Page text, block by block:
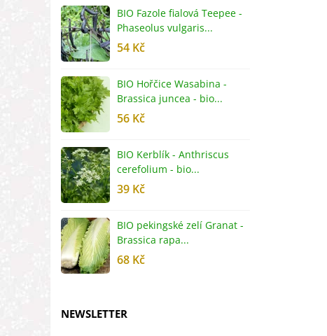
BIO Fazole fialová Teepee -
Phaseolus vulgaris...
54 Kč
BIO Hořčice Wasabina -
Brassica juncea - bio...
56 Kč
BIO Kerblík - Anthriscus
cerefolium - bio...
39 Kč
BIO pekingské zelí Granat -
Brassica rapa...
68 Kč
NEWSLETTER